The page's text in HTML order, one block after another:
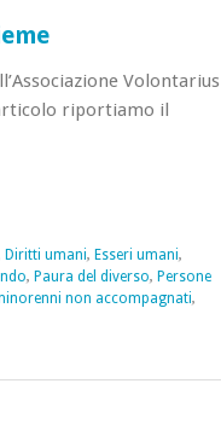
Volontarius
riportiamo il
Diritti umani, Esseri umani,
, Paura del diverso, Persone
non accompagnati,